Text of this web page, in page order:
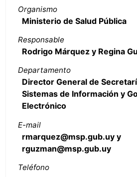
Organismo
Ministerio de Salud Pública
Responsable
Rodrigo Márquez y Regina
Departamento
Director General de
Sistemas de Información y
Electrónico
E-mail
rmarquez@msp.gub.uy y
rguzman@msp.gub.uy
Teléfono